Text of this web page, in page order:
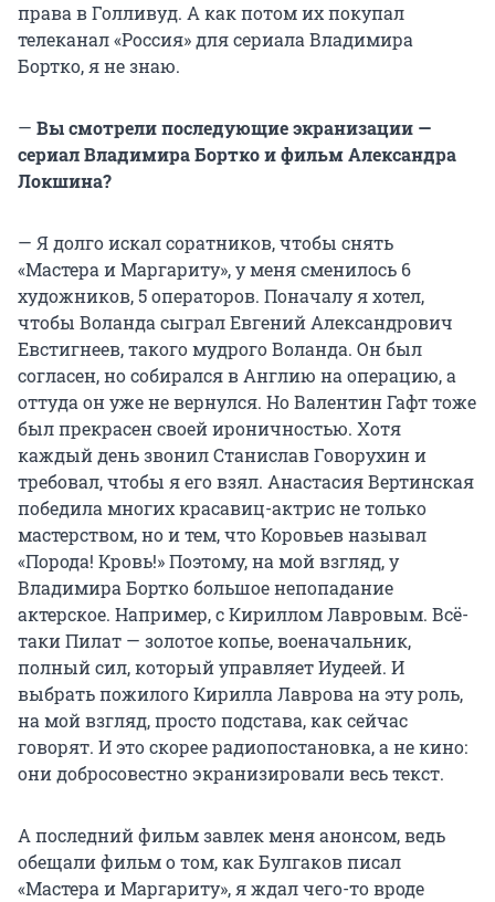
права в Голливуд. А как потом их покупал
телеканал «Россия» для сериала Владимира
Бортко, я не знаю.
— Вы смотрели последующие экранизации —
сериал Владимира Бортко и фильм Александра
Локшина?
— Я долго искал соратников, чтобы снять
«Мастера и Маргариту», у меня сменилось 6
художников, 5 операторов. Поначалу я хотел,
чтобы Воланда сыграл Евгений Александрович
Евстигнеев, такого мудрого Воланда. Он был
согласен, но собирался в Англию на операцию, а
оттуда он уже не вернулся. Но Валентин Гафт тоже
был прекрасен своей ироничностью. Хотя
каждый день звонил Станислав Говорухин и
требовал, чтобы я его взял. Анастасия Вертинская
победила многих красавиц-актрис не только
мастерством, но и тем, что Коровьев называл
«Порода! Кровь!» Поэтому, на мой взгляд, у
Владимира Бортко большое непопадание
актерское. Например, с Кириллом Лавровым. Всё-
таки Пилат — золотое копье, военачальник,
полный сил, который управляет Иудеей. И
выбрать пожилого Кирилла Лаврова на эту роль,
на мой взгляд, просто подстава, как сейчас
говорят. И это скорее радиопостановка, а не кино:
они добросовестно экранизировали весь текст.
А последний фильм завлек меня анонсом, ведь
обещали фильм о том, как Булгаков писал
«Мастера и Маргариту», я ждал чего-то вроде